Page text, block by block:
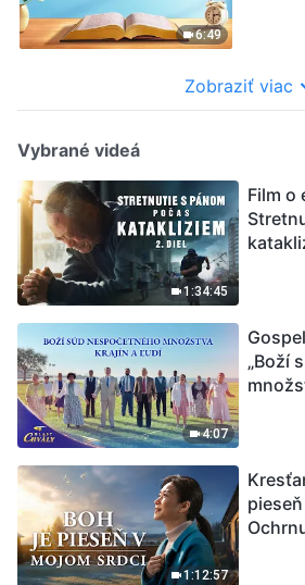
6:49
Zobraziť viac
Vybrané videá
1:34:45
Film o
4:07
„Boží
1:12:57
pieseň